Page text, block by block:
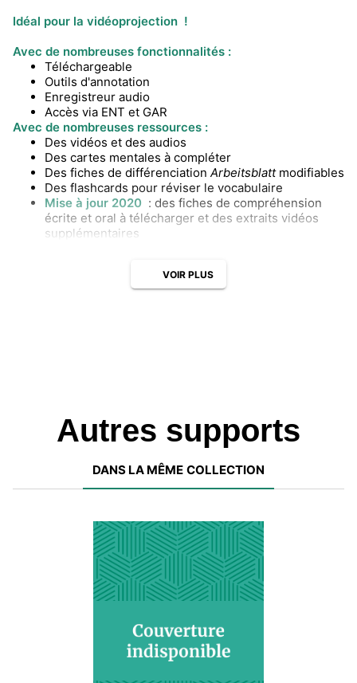
Idéal pour la vidéoprojection !
Avec de nombreuses fonctionnalités :
Téléchargeable
Outils d'annotation
Enregistreur audio
Accès via ENT et GAR
Avec de nombreuses ressources :
Des vidéos et des audios
Des cartes mentales à compléter
Des fiches de différenciation Arbeitsblattmodifiables
Des flashcards pour réviser le vocabulaire
Mise à jour 2020 : des fiches de compréhension
écrite et oral à télécharger et des extraits vidéos
supplémentaires
VOIR PLUS
Autres supports
DANS LA MÊME COLLECTION